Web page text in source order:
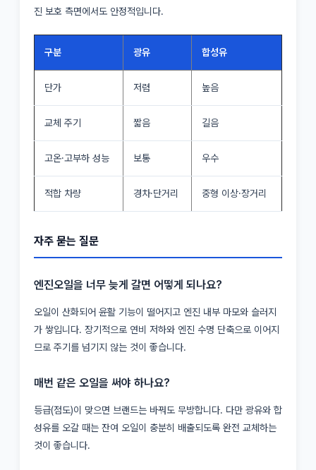
진 보호 측면에서도 안정적입니다.
구분 광유 합성유
단가 저렴 높음
교체 주기 짧음 길음
고온·고부하 성능 보통 우수
적합 차량 경차·단거리 중형 이상·장거리
자주 묻는 질문
엔진오일을 너무 늦게 갈면 어떻게 되나요?
오일이 산화되어 윤활 기능이 떨어지고 엔진 내부 마모와 슬러지
가 쌓입니다. 장기적으로 연비 저하와 엔진 수명 단축으로 이어지
므로 주기를 넘기지 않는 것이 좋습니다.
매번 같은 오일을 써야 하나요?
등급(점도)이 맞으면 브랜드는 바꿔도 무방합니다. 다만 광유와 합
성유를 오갈 때는 잔여 오일이 충분히 배출되도록 완전 교체하는
것이 좋습니다.